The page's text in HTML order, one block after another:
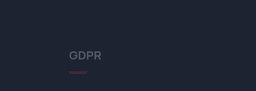
GDPR